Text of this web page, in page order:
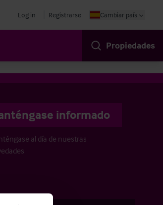
Log in Registrarse Cambiar país
Propiedades
informado
al día de nuestras